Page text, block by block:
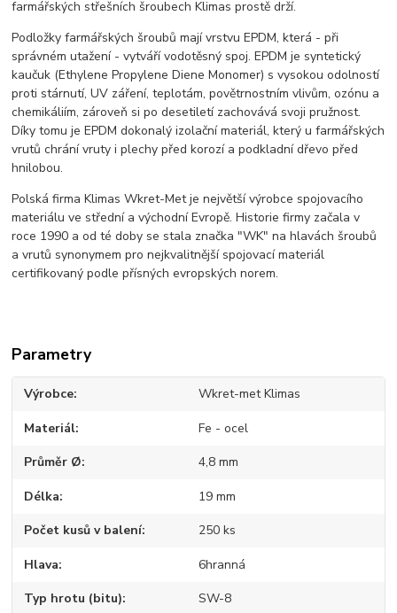
farmářských střešních šroubech Klimas prostě drží.
Podložky farmářských šroubů mají vrstvu EPDM, která - při
správném utažení - vytváří vodotěsný spoj. EPDM je syntetický
kaučuk (Ethylene Propylene Diene Monomer) s vysokou odolností
proti stárnutí, UV záření, teplotám, povětrnostním vlivům, ozónu a
chemikáliím, zároveň si po desetiletí zachovává svoji pružnost.
Díky tomu je EPDM dokonalý izolační materiál, který u farmářských
vrutů chrání vruty i plechy před korozí a podkladní dřevo před
hnilobou.
Polská firma Klimas Wkret-Met je největší výrobce spojovacího
materiálu ve střední a východní Evropě. Historie firmy začala v
roce 1990 a od té doby se stala značka "WK" na hlavách šroubů
a vrutů synonymem pro nejkvalitnější spojovací materiál
certifikovaný podle přísných evropských norem.
Parametry
Výrobce Wkret-met Klimas
Materiál Fe - ocel
Průměr Ø 4,8 mm
Délka 19 mm
Počet kusů v balení 250 ks
Hlava 6hranná
Typ hrotu (bitu) SW-8